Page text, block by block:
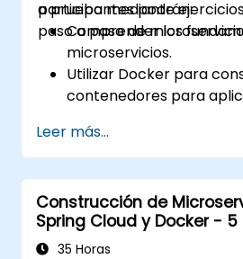
a prueba mediante
paso a paso de
participantes podrán:
Comprender los
microservicios.
Utilizar Docker para
contenedores para
Construir e implementar
en contenedores
Docker.
Integrar microservicios
descubrimiento y el API
Spring Cloud.
Leer más...
Construcción de
Spring Cloud y Docker - 5
35 Horas